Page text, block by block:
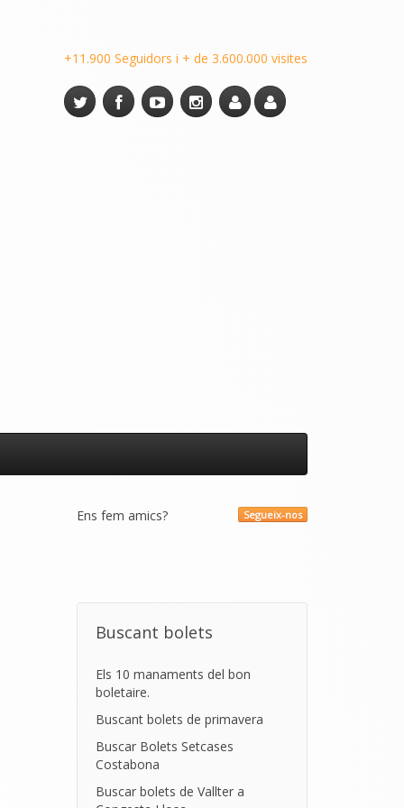
+11.900 Seguidors i + de 3.600.000 visites
Segueix-nos
Ens fem amics?
Buscant bolets
Els 10 manaments del bon
boletaire.
Buscant bolets de primavera
Buscar Bolets Setcases
Costabona
Buscar bolets de Vallter a